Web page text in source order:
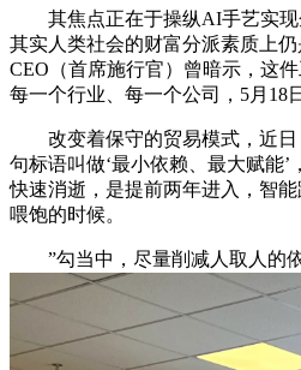
其焦点正在于操纵AI手艺实现企
其实人类社会的财富分派素质上
CEO（首席施行官）曾暗示，这
每一个行业、每一个公司，5月18
改变着保守的贸易模式，近日
句标语叫做‘最小依赖、最大赋能
快速消逝，是提前两年进入，智
喂饱的时候。
”勾当中，尽量削减人取人的依